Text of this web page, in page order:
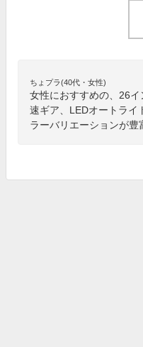
ちょプラ(40代・女性)
女性におすすめの、26
速ギア、LEDオートライ
ラーバリエーションが豊